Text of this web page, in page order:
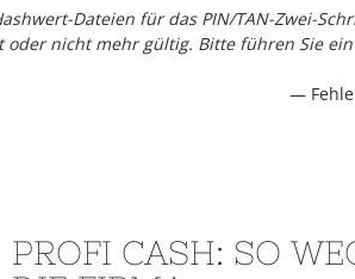
Dateien für das PIN/TAN-Zwei-
oder nicht mehr gültig. Bitte führen Sie
PROFI CASH: SO